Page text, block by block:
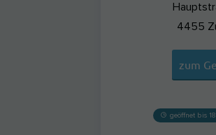
4455
zum
geöffnet bis